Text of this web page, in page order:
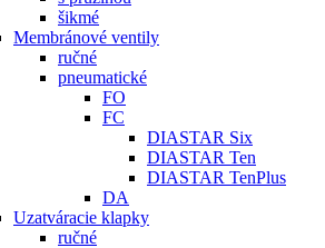
šikmé
Membránové ventily
ručné
pneumatické
FO
FC
DIASTAR Six
DIASTAR Ten
DIASTAR TenPlus
DA
Uzatváracie klapky
ručné